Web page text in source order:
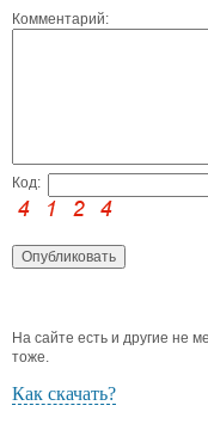
Комментарий:
Код:
На сайте есть и другие не
тоже.
Как скачать?